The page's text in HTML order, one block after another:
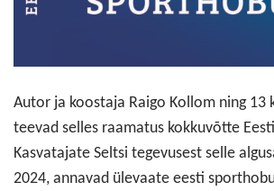
Autor ja koostaja Raigo Kollom ning 13
teevad selles raamatus kokkuvõtte
Kasvatajate Seltsi tegevusest selle
2024, annavad ülevaate eesti